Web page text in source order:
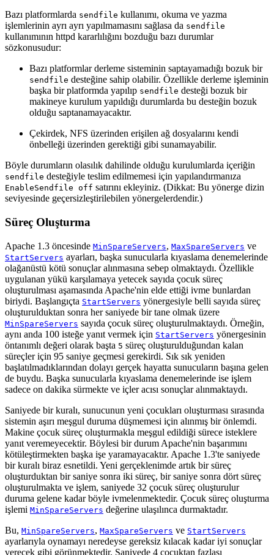
Bazı platformlarda sendfile kullanımı, okuma ve yazma
işlemlerinin ayrı ayrı yapılmamasını sağlasa da sendfile
kullanımının httpd kararlılığını bozduğu bazı durumlar
sözkonusudur:
Bazı platformlar derleme sisteminin saptayamadığı bozuk bir
sendfile desteğine sahip olabilir. Özellikle derleme işleminin
başka bir platformda yapılıp sendfile desteği bozuk bir
makineye kurulum yapıldığı durumlarda bu desteğin bozuk
olduğu saptanamayacaktır.
Çekirdek, NFS üzerinden erişilen ağ dosyalarını kendi
önbelleği üzerinden gerektiği gibi sunamayabilir.
Böyle durumların olasılık dahilinde olduğu kurulumlarda içeriğin
sendfile desteğiyle teslim edilmemesi için yapılandırmanıza
EnableSendfile off satırını ekleyiniz. (Dikkat: Bu yönerge dizin
seviyesinde geçersizleştirilebilen yönergelerdendir.)
Süreç Oluşturma
Apache 1.3 öncesinde MinSpareServers, MaxSpareServers ve
StartServers ayarları, başka sunucularla kıyaslama denemelerinde
olağanüstü kötü sonuçlar alınmasına sebep olmaktaydı. Özellikle
uygulanan yükü karşılamaya yetecek sayıda çocuk süreç
oluşturulması aşamasında Apache'nin elde ettiği ivme bunlardan
biriydi. Başlangıçta StartServers yönergesiyle belli sayıda süreç
oluşturulduktan sonra her saniyede bir tane olmak üzere
MinSpareServers sayıda çocuk süreç oluşturulmaktaydı. Örneğin,
aynı anda 100 isteğe yanıt vermek için StartServers yönergesinin
öntanımlı değeri olarak başta 5 süreç oluşturulduğundan kalan
süreçler için 95 saniye geçmesi gerekirdi. Sık sık yeniden
başlatılmadıklarından dolayı gerçek hayatta sunucuların başına gelen
de buydu. Başka sunucularla kıyaslama denemelerinde ise işlem
sadece on dakika sürmekte ve içler acısı sonuçlar alınmaktaydı.
Saniyede bir kuralı, sunucunun yeni çocukları oluşturması sırasında
sistemin aşırı meşgul duruma düşmemesi için alınmış bir önlemdi.
Makine çocuk süreç oluşturmakla meşgul edildiği sürece isteklere
yanıt veremeyecektir. Böylesi bir durum Apache'nin başarımını
kötüleştirmekten başka işe yaramayacaktır. Apache 1.3'te saniyede
bir kuralı biraz esnetildi. Yeni gerçeklenimde artık bir süreç
oluşturduktan bir saniye sonra iki süreç, bir saniye sonra dört süreç
oluşturulmakta ve işlem, saniyede 32 çocuk süreç oluşturulur
duruma gelene kadar böyle ivmelenmektedir. Çocuk süreç oluşturma
işlemi MinSpareServers değerine ulaşılınca durmaktadır.
Bu, MinSpareServers, MaxSpareServers ve StartServers
ayarlarıyla oynamayı neredeyse gereksiz kılacak kadar iyi sonuçlar
verecek gibi görünmektedir. Saniyede 4 çocuktan fazlası